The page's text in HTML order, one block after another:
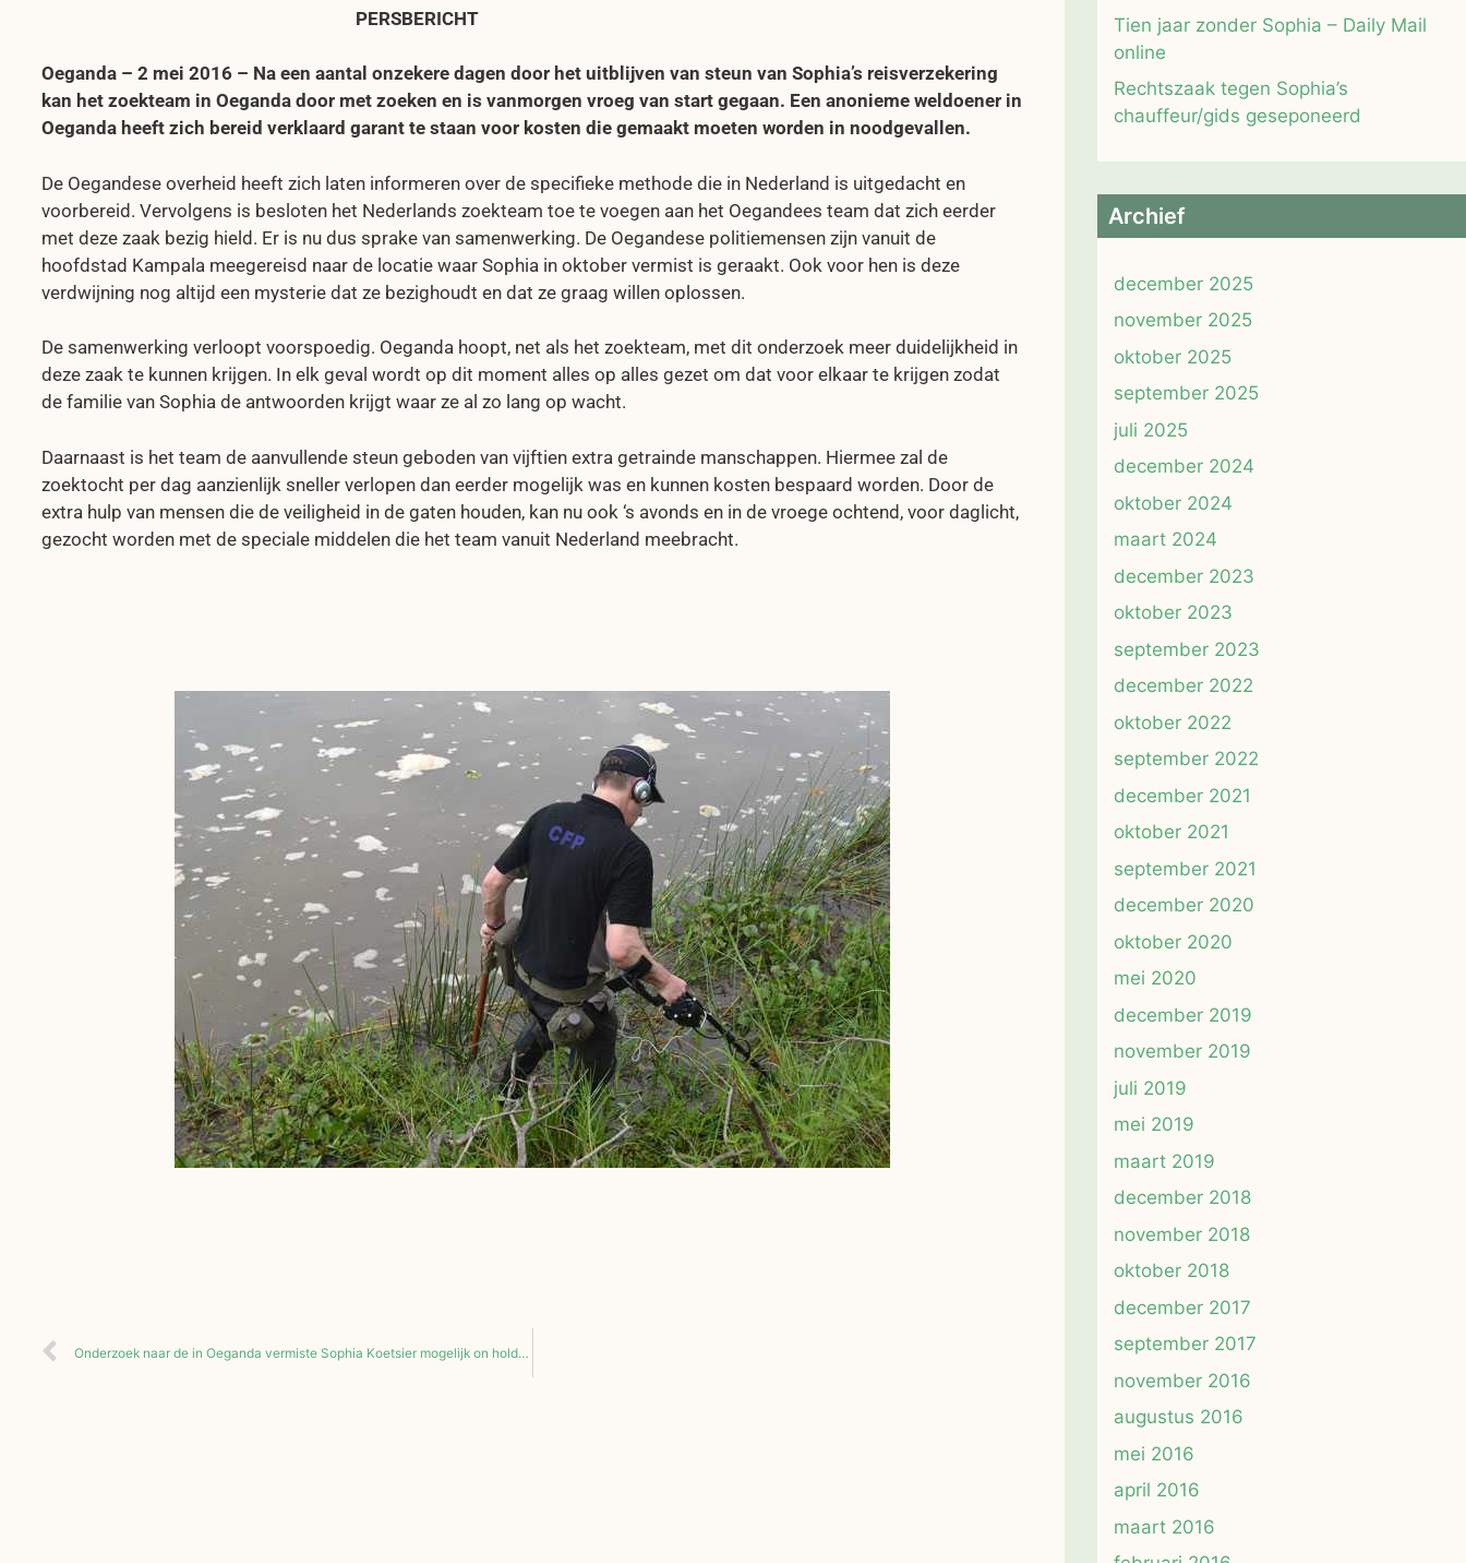
PERSBERICHT
Oeganda – 2 mei 2016 – Na een aantal onzekere dagen door het uitblijven van steun van Sophia’s reisverzekering
kan het zoekteam in Oeganda door met zoeken en is vanmorgen vroeg van start gegaan. Een anonieme weldoener in
Oeganda heeft zich bereid verklaard garant te staan voor kosten die gemaakt moeten worden in noodgevallen.
De Oegandese overheid heeft zich laten informeren over de specifieke methode die in Nederland is uitgedacht en
voorbereid. Vervolgens is besloten het Nederlands zoekteam toe te voegen aan het Oegandees team dat zich eerder
met deze zaak bezig hield. Er is nu dus sprake van samenwerking. De Oegandese politiemensen zijn vanuit de
hoofdstad Kampala meegereisd naar de locatie waar Sophia in oktober vermist is geraakt. Ook voor hen is deze
verdwijning nog altijd een mysterie dat ze bezighoudt en dat ze graag willen oplossen.
De samenwerking verloopt voorspoedig. Oeganda hoopt, net als het zoekteam, met dit onderzoek meer duidelijkheid in
deze zaak te kunnen krijgen. In elk geval wordt op dit moment alles op alles gezet om dat voor elkaar te krijgen zodat
de familie van Sophia de antwoorden krijgt waar ze al zo lang op wacht.
Daarnaast is het team de aanvullende steun geboden van vijftien extra getrainde manschappen. Hiermee zal de
zoektocht per dag aanzienlijk sneller verlopen dan eerder mogelijk was en kunnen kosten bespaard worden. Door de
extra hulp van mensen die de veiligheid in de gaten houden, kan nu ook ‘s avonds en in de vroege ochtend, voor daglicht,
gezocht worden met de speciale middelen die het team vanuit Nederland meebracht.
Onderzoek naar de in Oeganda vermiste Sophia Koetsier mogelijk on hold in verband met niet garant staan kosten reisverzekering
Tien jaar zonder Sophia – Daily Mail
online
Rechtszaak tegen Sophia’s
chauffeur/gids geseponeerd
Archief
december 2025
november 2025
oktober 2025
september 2025
juli 2025
december 2024
oktober 2024
maart 2024
december 2023
oktober 2023
september 2023
december 2022
oktober 2022
september 2022
december 2021
oktober 2021
september 2021
december 2020
oktober 2020
mei 2020
december 2019
november 2019
juli 2019
mei 2019
maart 2019
december 2018
november 2018
oktober 2018
december 2017
september 2017
november 2016
augustus 2016
mei 2016
april 2016
maart 2016